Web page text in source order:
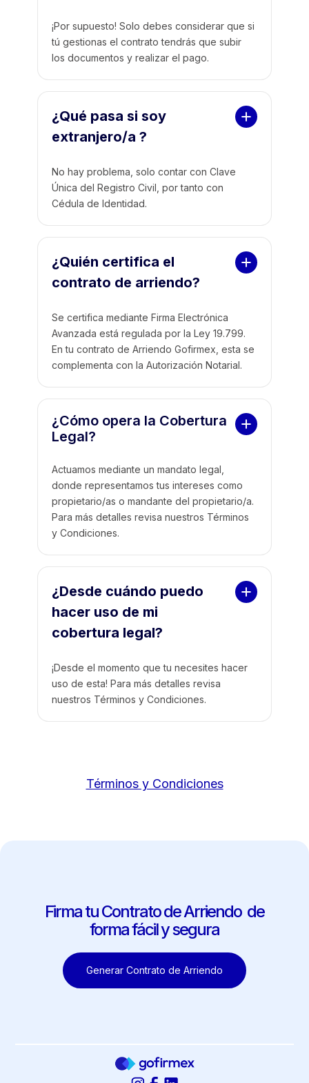
¡Por supuesto! Solo debes considerar que si
tú gestionas el contrato tendrás que subir
los documentos y realizar el pago.
¿Qué pasa si soy
extranjero/a ?
No hay problema, solo contar con Clave
Única del Registro Civil, por tanto con
Cédula de Identidad.
¿Quién certifica el
contrato de arriendo?
Se certifica mediante Firma Electrónica
Avanzada está regulada por la Ley 19.799.
En tu contrato de Arriendo Gofirmex, esta se
complementa con la Autorización Notarial.
¿Cómo opera la Cobertura
Legal?
Actuamos mediante un mandato legal,
donde representamos tus intereses como
propietario/as o mandante del propietario/a.
Para más detalles revisa nuestros Términos
y Condiciones.
¿Desde cuándo puedo
hacer uso de mi
cobertura legal?
¡Desde el momento que tu necesites hacer
uso de esta! Para más detalles revisa
nuestros Términos y Condiciones.
Términos y Condiciones
Firma tu Contrato de Arriendo de
forma fácil y segura
Generar Contrato de Arriendo